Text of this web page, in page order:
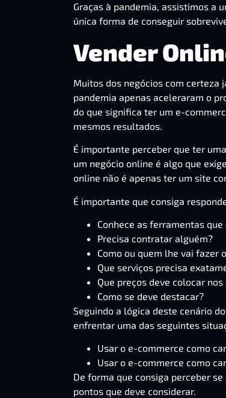
Graças à pandemia, assistimos a
única forma de conseguir
Vender
Muitos dos negócios com certeza
pandemia apenas aceleraram o
do que significa ter um e-
mesmos resultados.
É importante perceber que ter
um negócio online é algo que
online não é apenas ter um site
É importante que consiga
Conhece as ferramentas
Precisa contratar alguém?
Como ou quem lhe vai fazer
Que serviços precisa
Que preços deve colocar
Como se deve destacar?
Seguindo a lógica deste cenário
enfrentar uma das seguintes
Usar o e-commerce como
Usar o e-commerce como
De forma que consiga perceber
pontos que deve considerar.